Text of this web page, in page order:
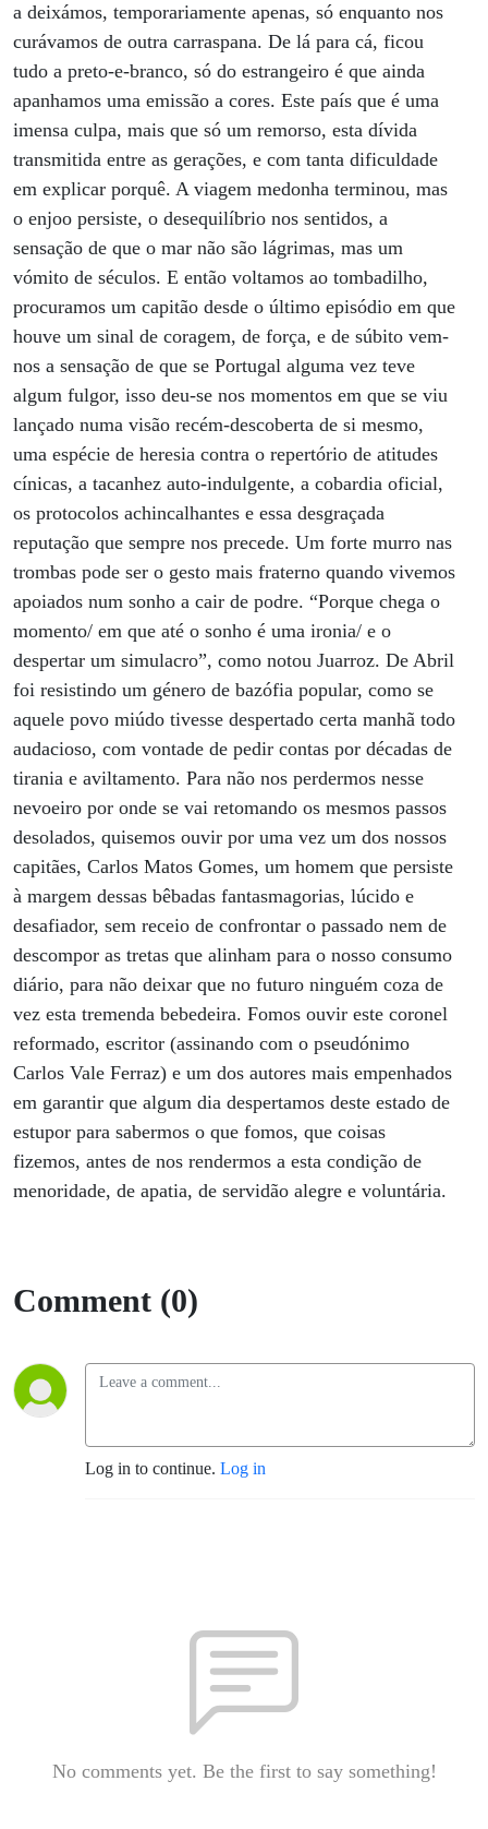
a deixámos, temporariamente apenas, só enquanto nos
curávamos de outra carraspana. De lá para cá, ficou
tudo a preto-e-branco, só do estrangeiro é que ainda
apanhamos uma emissão a cores. Este país que é uma
imensa culpa, mais que só um remorso, esta dívida
transmitida entre as gerações, e com tanta dificuldade
em explicar porquê. A viagem medonha terminou, mas
o enjoo persiste, o desequilíbrio nos sentidos, a
sensação de que o mar não são lágrimas, mas um
vómito de séculos. E então voltamos ao tombadilho,
procuramos um capitão desde o último episódio em que
houve um sinal de coragem, de força, e de súbito vem-
nos a sensação de que se Portugal alguma vez teve
algum fulgor, isso deu-se nos momentos em que se viu
lançado numa visão recém-descoberta de si mesmo,
uma espécie de heresia contra o repertório de atitudes
cínicas, a tacanhez auto-indulgente, a cobardia oficial,
os protocolos achincalhantes e essa desgraçada
reputação que sempre nos precede. Um forte murro nas
trombas pode ser o gesto mais fraterno quando vivemos
apoiados num sonho a cair de podre. “Porque chega o
momento/ em que até o sonho é uma ironia/ e o
despertar um simulacro”, como notou Juarroz. De Abril
foi resistindo um género de bazófia popular, como se
aquele povo miúdo tivesse despertado certa manhã todo
audacioso, com vontade de pedir contas por décadas de
tirania e aviltamento. Para não nos perdermos nesse
nevoeiro por onde se vai retomando os mesmos passos
desolados, quisemos ouvir por uma vez um dos nossos
capitães, Carlos Matos Gomes, um homem que persiste
à margem dessas bêbadas fantasmagorias, lúcido e
desafiador, sem receio de confrontar o passado nem de
descompor as tretas que alinham para o nosso consumo
diário, para não deixar que no futuro ninguém coza de
vez esta tremenda bebedeira. Fomos ouvir este coronel
reformado, escritor (assinando com o pseudónimo
Carlos Vale Ferraz) e um dos autores mais empenhados
em garantir que algum dia despertamos deste estado de
estupor para sabermos o que fomos, que coisas
fizemos, antes de nos rendermos a esta condição de
menoridade, de apatia, de servidão alegre e voluntária.
Comment (0)
Log in to continue. Log in
No comments yet. Be the first to say something!